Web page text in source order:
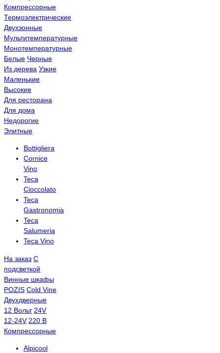
Компрессорные
Термоэлектрические
Двухзонные
Мультитемпературные
Монотемпературные
Белые Черные
Из дерева Узкие
Маленькие
Высокие
Для ресторана
Для дома
Недорогие
Элитные
Bottigliera
Cornice
Vino
Teca
Cioccolato
Teca
Gastronomia
Teca
Salumeria
Teca Vino
На заказ С
подсветкой
Винные шкафы
POZIS Сold Vine
Двухдверные
12 Вольт 24V
12-24V 220 В
Компрессорные
Alpicool